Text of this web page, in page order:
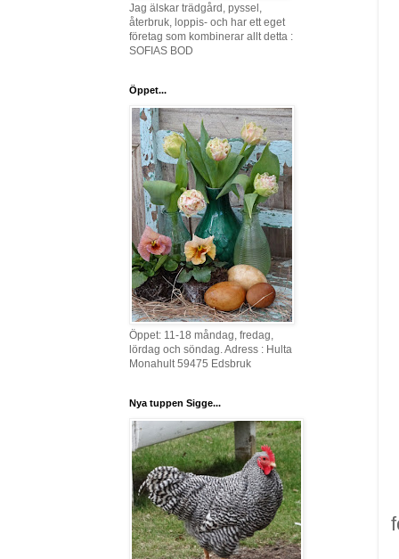
Jag älskar trädgård, pyssel,
återbruk, loppis- och har ett eget
företag som kombinerar allt detta :
SOFIAS BOD
Öppet...
Öppet: 11-18 måndag, fredag,
lördag och söndag. Adress : Hulta
Monahult 59475 Edsbruk
Nya tuppen Sigge...